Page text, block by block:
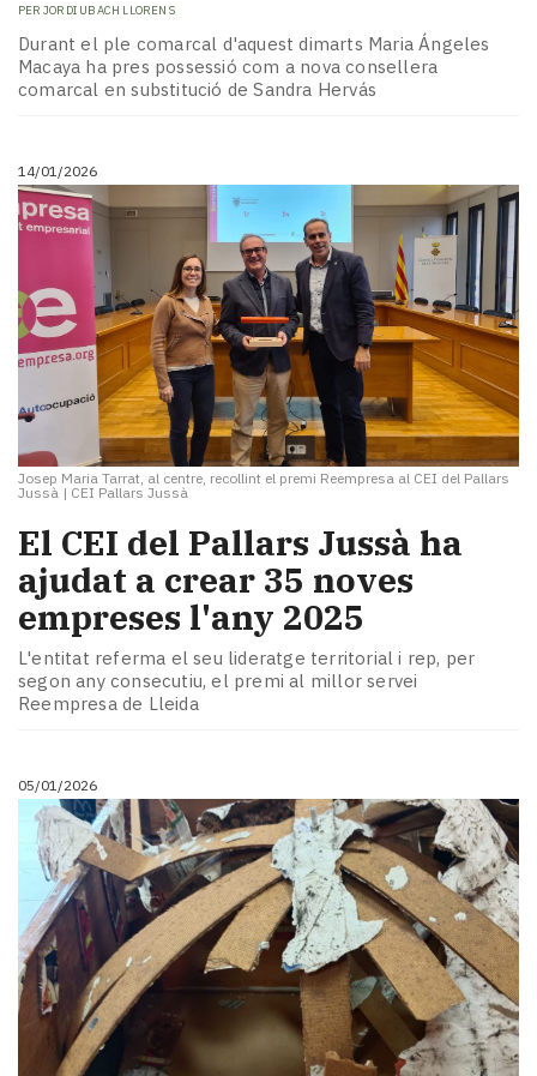
PER JORDI UBACH LLORENS
Durant el ple comarcal d'aquest dimarts Maria Ángeles
Macaya ha pres possessió com a nova consellera
comarcal en substitució de Sandra Hervás
14/01/2026
Josep Maria Tarrat, al centre, recollint el premi Reempresa al CEI del Pallars
Jussà | CEI Pallars Jussà
​El CEI del Pallars Jussà ha
ajudat a crear 35 noves
empreses l'any 2025
L'entitat referma el seu lideratge territorial i rep, per
segon any consecutiu, el premi al millor servei
Reempresa de Lleida
05/01/2026